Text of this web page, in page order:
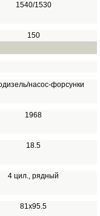
1540/1530
150
насос-форсунки
1968
18.5
4 цил., рядный
81х95.5